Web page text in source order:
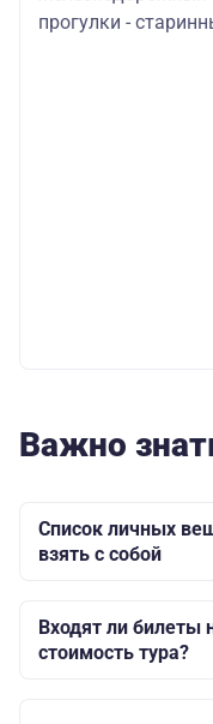
прогулки -
Важно
Список личных
взять с собой
Входят ли билеты
стоимость тура?